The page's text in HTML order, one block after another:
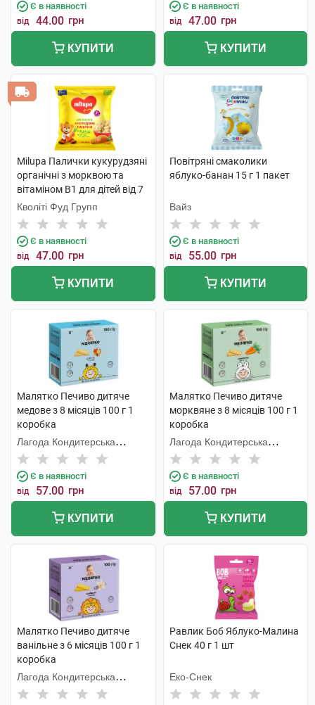
Є в наявності
від 44.00 грн
КУПИТИ
Є в наявності
від 47.00 грн
КУПИТИ
Milupa Палички кукурудзяні
органічні з морквою та
вітаміном В1 для дітей від 7
місяців 20 г 1 пакет
Кволіті Фуд Групп
Є в наявності
від 47.00 грн
КУПИТИ
Повітряні смаколики
яблуко-банан 15 г 1 пакет
Вайз
Є в наявності
від 55.00 грн
КУПИТИ
Малятко Печиво дитяче
медове з 8 місяців 100 г 1
коробка
Лагода Кондитерська
Фабрика
Є в наявності
від 57.00 грн
КУПИТИ
Малятко Печиво дитяче
морквяне з 8 місяців 100 г 1
коробка
Лагода Кондитерська
Фабрика
Є в наявності
від 57.00 грн
КУПИТИ
Малятко Печиво дитяче
ванільне з 6 місяців 100 г 1
коробка
Лагода Кондитерська
Фабрика
Равлик Боб Яблуко-Малина
Снек 40 г 1 шт
Еко-Снек